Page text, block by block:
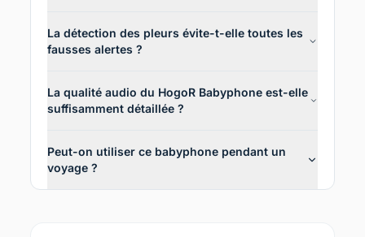
La détection des pleurs évite-t-elle toutes les
fausses alertes ?
La qualité audio du HogoR Babyphone est-elle
suffisamment détaillée ?
Peut-on utiliser ce babyphone pendant un
voyage ?